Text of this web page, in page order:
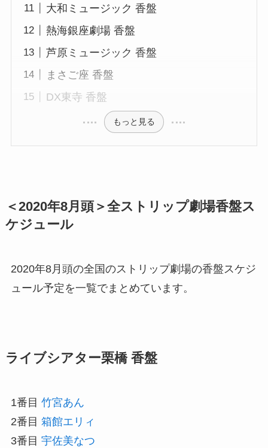
大和ミュージック 香盤
熱海銀座劇場 香盤
芦原ミュージック 香盤
まさご座 香盤
DX東寺 香盤
もっと見る
＜2020年8月頭＞全ストリップ劇場香盤ス
ケジュール
2020年8月頭の全国のストリップ劇場の香盤スケジ
ュール予定を一覧でまとめています。
ライブシアター栗橋 香盤
1番目 竹宮あん
2番目 箱館エリィ
3番目 宇佐美なつ